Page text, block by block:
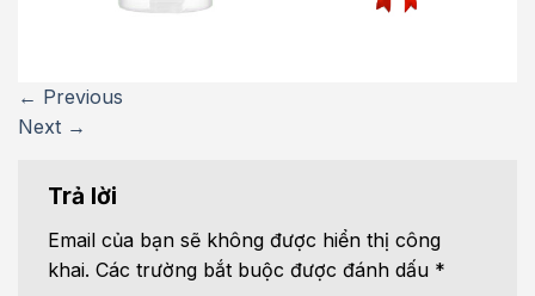
← Previous
Next →
Trả lời
Email của bạn sẽ không được hiển thị công
khai. Các trường bắt buộc được đánh dấu *